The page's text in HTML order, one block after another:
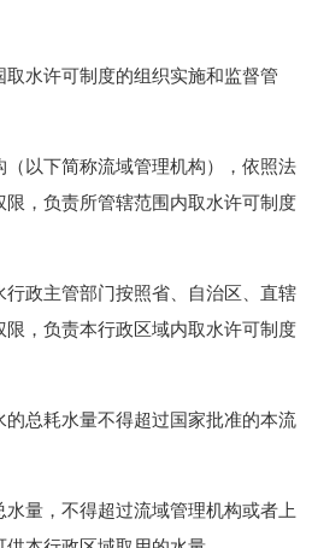
许可制度的组织实施和监督管
以下简称流域管理机构），依照法
，负责所管辖范围内取水许可制度
政主管部门按照省、自治区、直辖
，负责本行政区域内取水许可制度
耗水量不得超过国家批准的本流
量，不得超过流域管理机构或者上